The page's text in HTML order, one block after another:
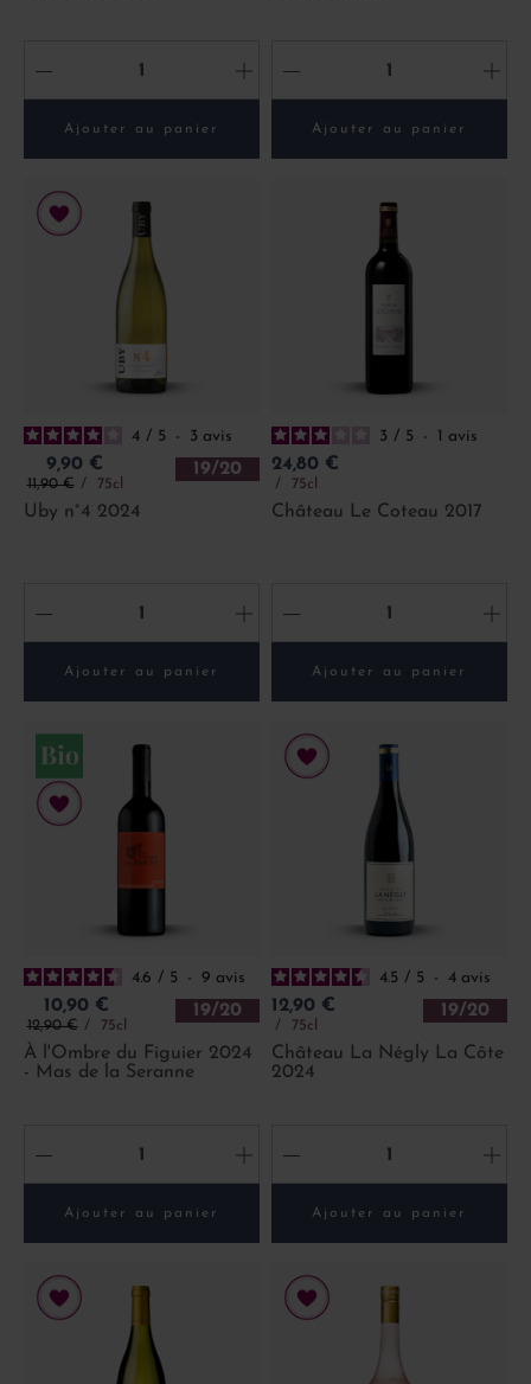
- +
Ajouter au panier
- +
Ajouter au panier
4 / 5 - 3 avis
Prix
9,90 €
Prix de base
11,90 € 75cl
19/20
Uby n°4 2024
- +
Ajouter au panier
3 / 5 - 1 avis
Prix
24,80 €
75cl
Château Le Coteau 2017
- +
Ajouter au panier
4.6 / 5 - 9 avis
Prix
10,90 €
Prix de base
12,90 € 75cl
19/20
À l'Ombre du Figuier 2024
- Mas de la Seranne
- +
Ajouter au panier
4.5 / 5 - 4 avis
Prix
12,90 €
75cl
19/20
Château La Négly La Côte
2024
- +
Ajouter au panier